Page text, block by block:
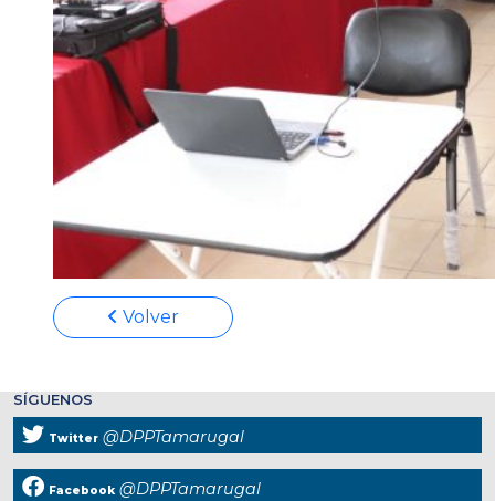
Volver
SÍGUENOS
Twitter @DPPTamarugal
Facebook @DPPTamarugal